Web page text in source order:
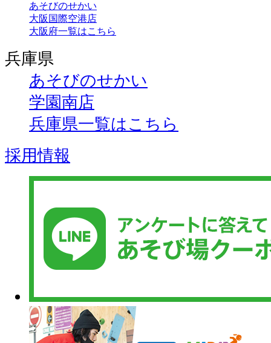
あそびのせかい
大阪国際空港店
大阪府一覧はこちら
兵庫県
あそびのせかい
学園南店
兵庫県一覧はこちら
採用情報